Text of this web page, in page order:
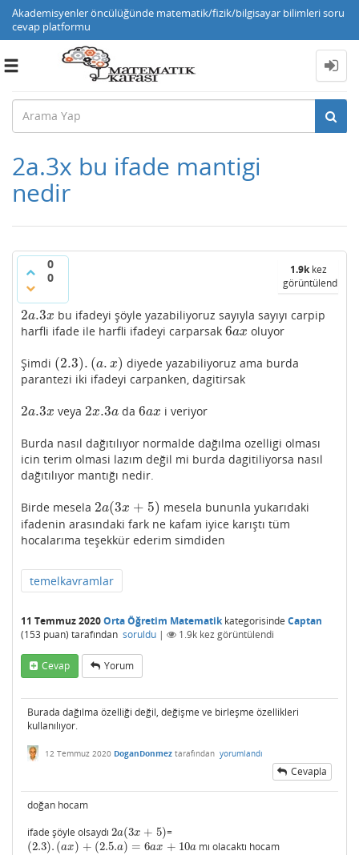
Akademisyenler öncülüğünde matematik/fizik/bilgisayar bilimleri soru
cevap platformu
Toggle
2a.3x bu ifade mantigi
nedir
0
0
1.9kkez
görüntülendi
2a.3x
2a.3x
bu ifadeyi şöyle yazabiliyoruz sayıyla sayıyı carpip
harfli ifade ile harfli ifadeyi carparsak 6ax
6ax oluyor
Şimdi (2.3). (a. x)
(2.3).(a .x)
diyede yazabiliyoruz ama burda
parantezi iki ifadeyi carpanken, dagitirsak
2a.3x
2a.3x veya 2x.3a
2x.3a da 6ax
6ax i veriyor
Burda nasıl dağıtılıyor normalde dağılma ozelligi olması
icin terim olmasi lazım değil mi burda dagitiliyorsa nasıl
dağıtılıyor mantığı nedir.
Birde mesela 2a(3x + 5)
2a(3x+ 5)
mesela bununla yukarıdaki
ifadenin arasındaki fark ne kafam iyice karıştı tüm
hocalarıma teşekkür ederim simdiden
temelkavramlar
11 Temmuz 2020Orta Öğretim Matematikkategorisinde Captan
(153 puan) tarafından soruldu | 1.9k kez görüntülendi
Cevap Yorum
Burada dağılma özelliği değil, değişme ve birleşme özellikleri
kullanılıyor.
12 Temmuz 2020 DoganDonmez tarafından yorumlandı
Cevapla
doğan hocam
ifade şöyle olsaydı 2a(3x + 5)
2a(3x+ 5)
=
(2.3). (ax) + (2.5.a) = 6ax + 10a
(2.3).(ax)+(2.5. a)=6ax+ 10a mı olacaktı hocam